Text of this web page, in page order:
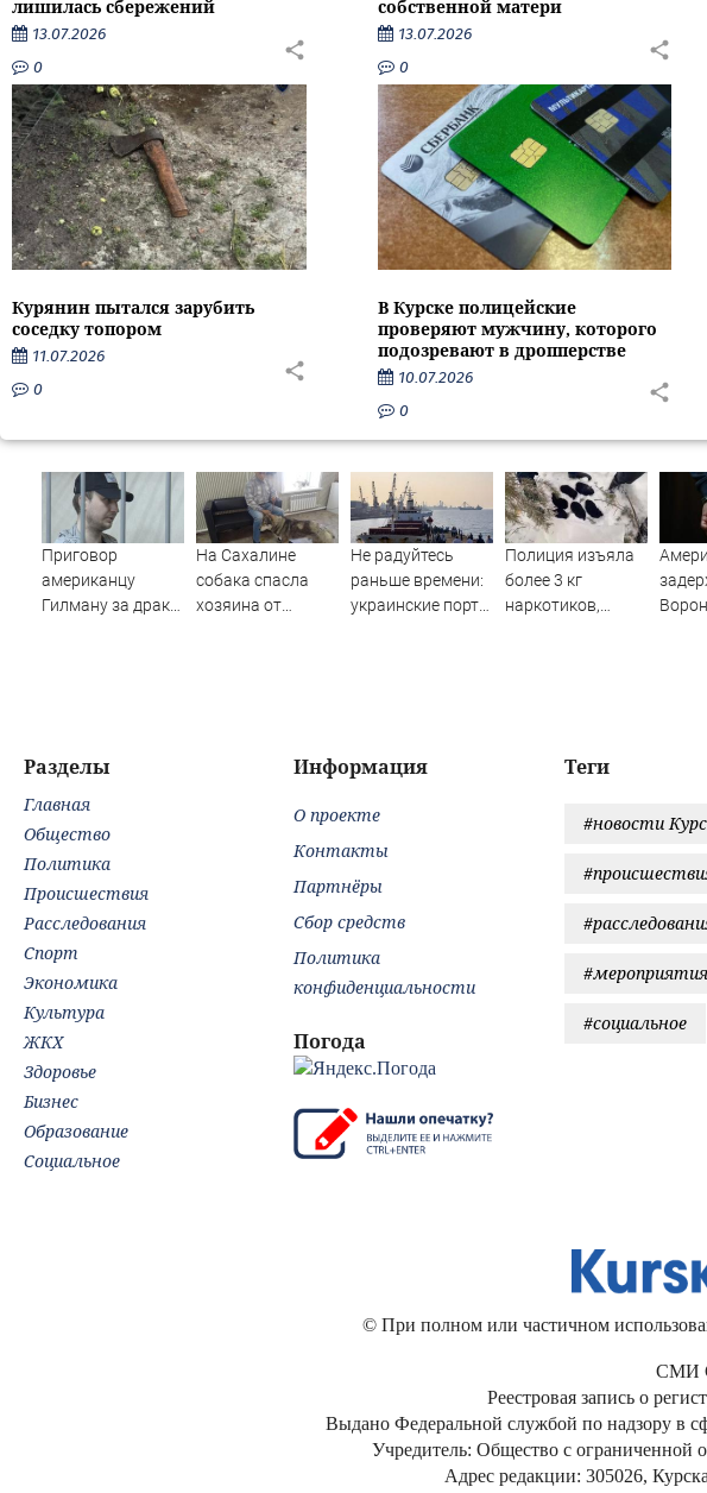
лишилась сбережений
13.07.2026
0
собственной матери
13.07.2026
0
Курянин пытался зарубить
соседку топором
11.07.2026
0
В Курске полицейские
проверяют мужчину, которого
подозревают в дропперстве
10.07.2026
0
Приговор
американцу
Гилману за драки
На Сахалине
собака спасла
хозяина от
Не радуйтесь
раньше времени:
украинские порты
Полиция изъяла
более 3 кг
наркотиков,
Теги
#новости
#социальное
Разделы
Главная
Общество
Политика
Происшествия
Расследования
Спорт
Экономика
Культура
ЖКХ
Здоровье
Бизнес
Образование
Социальное
Информация
О проекте
Контакты
Партнёры
Сбор средств
Политика
конфиденциальности
Погода
© При полном или частичном
СМИ
Реестровая запись о
Выдано Федеральной службой по надзору в
Учредитель: Общество с ограниченной
Адрес редакции: 305026,